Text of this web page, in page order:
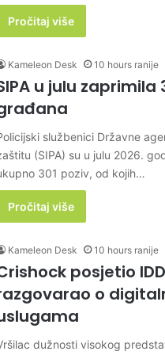
Pročitaj više
Kameleon Desk 10 hours ranije
u julu zaprimila
službenici Državne
(SIPA) su u julu 2026.
301 poziv, od kojih…
Pročitaj više
Kameleon Desk 10 hours ranije
posjetio
o
dužnosti visokog